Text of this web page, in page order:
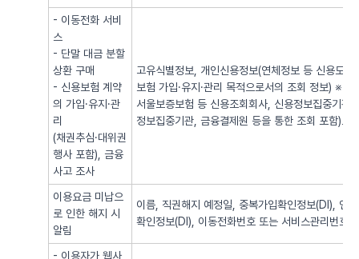
- 이동전화 서비
스
- 단말 대금 분할
상환 구매
- 신용보험 계약
의 가입·유지·관
리
(채권추심·대위권
행사 포함), 금융
사고 조사
고유식별정보, 개인신용정보(연체정보 등 신용도
보험 가입·유지·관리 목적으로서의 조회 정보) ※
서울보증보험 등 신용조회회사, 신용정보집중기관
정보집중기관, 금융결제원 등을 통한 조회 포함)로
이용요금 미납으
로 인한 해지 시
알림
이름, 직권해지 예정일, 중복가입확인정보(DI), 연
확인정보(DI), 이동전화번호 또는 서비스관리번호
- 이용자가 웹사